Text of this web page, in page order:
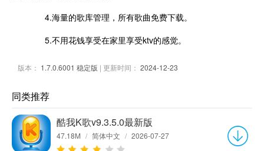
4.海量的歌库管理，所有歌曲免费下载。
5.不用花钱享受在家里享受ktv的感觉。
版本： 1.7.0.6001 稳定版 | 更新时间： 2024-12-23
同类推荐
酷我K歌v9.3.5.0最新版
47.18M / 简体中文 / 2026-07-27